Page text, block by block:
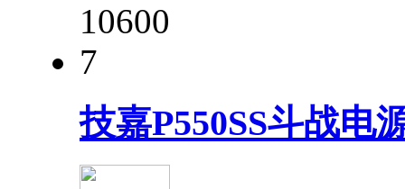
10600
7
技嘉P550SS斗战电